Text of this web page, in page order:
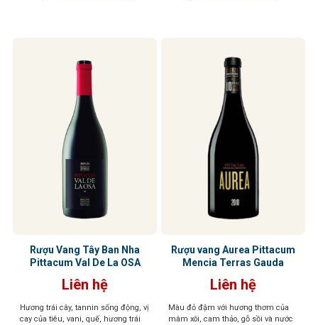
Rượu Vang Tây Ban Nha
Pittacum Val De La OSA
Liên hệ
Hương trái cây, tannin sống động, vị
cay của tiêu, vani, quế, hương trái
Rượu vang Aurea Pittacum
Mencia Terras Gauda
Liên hệ
Màu đỏ đậm với hương thơm của
mâm xôi, cam thảo, gỗ sồi và nước